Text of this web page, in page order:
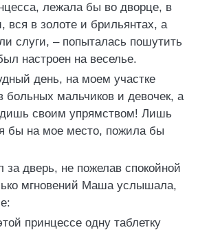
лежала бы во дворце, в
вся в золоте и брильянтах, а
слуги, – попыталась пошутить
настроен на веселье.
день, на моем участке
больных мальчиков и девочек, а
своим упрямством! Лишь
бы на мое место, пожила бы
дверь, не пожелав спокойной
мгновений Маша услышала,
принцессе одну таблетку